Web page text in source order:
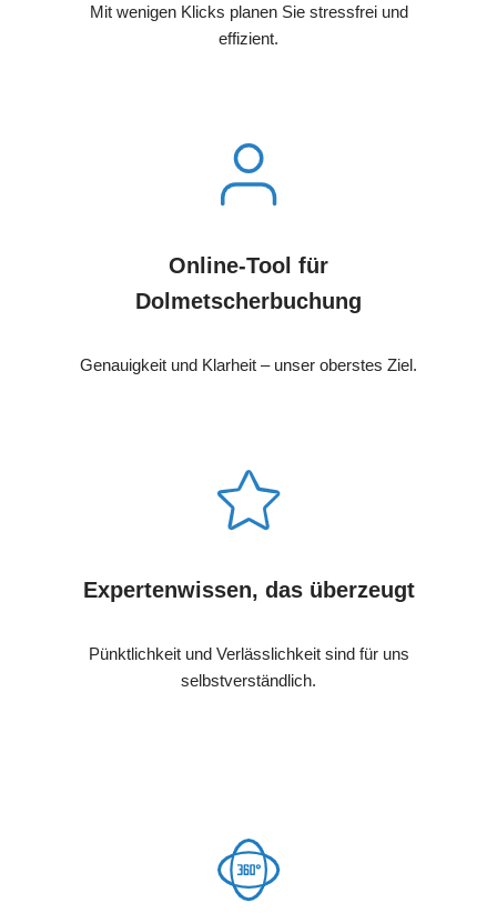
Mit wenigen Klicks planen Sie stressfrei und
effizient.
Online-Tool für
Dolmetscherbuchung
Genauigkeit und Klarheit – unser oberstes Ziel.
Expertenwissen, das überzeugt
Pünktlichkeit und Verlässlichkeit sind für uns
selbstverständlich.